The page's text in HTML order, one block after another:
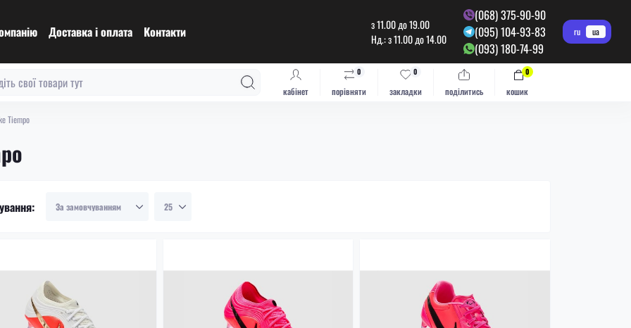
Доставка і оплата Контакти
з 11.00 до 19.00
Нд.: з 11.00 до 14.00
(068) 375-90-90
(095) 104-93-83
(093) 180-74-99
ru ua
кабінет порівняти
0
закладки
0
поділитись кошик
0
Tiempo